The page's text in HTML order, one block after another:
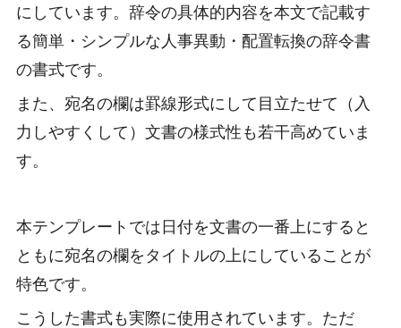
にしています。辞令の具体的内容を本文で記載す
る簡単・シンプルな人事異動・配置転換の辞令書
の書式です。
また、宛名の欄は罫線形式にして目立たせて（入
力しやすくして）文書の様式性も若干高めていま
す。
本テンプレートでは日付を文書の一番上にすると
ともに宛名の欄をタイトルの上にしていることが
特色です。
こうした書式も実際に使用されています。ただ